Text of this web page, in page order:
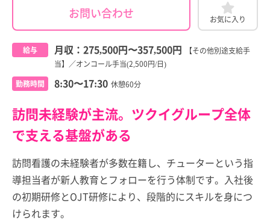
お問い合わせ お気に入り
給与 月収： 275,500円〜357,500円
【その他別途支給手
当】／オンコール手当(2,500円/日)
勤務時間
8:30〜17:30 休憩60分
訪問未経験が主流。ツクイグループ全体
で支える基盤がある
訪問看護の未経験者が多数在籍し、チューターという指
導担当者が新人教育とフォローを行う体制です。入社後
の初期研修とOJT研修により、段階的にスキルを身につ
けられます。